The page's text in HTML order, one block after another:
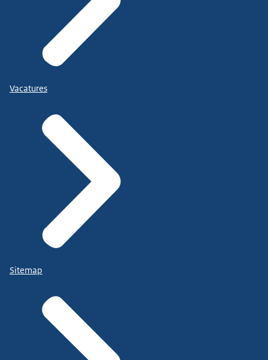
Vacatures
Sitemap